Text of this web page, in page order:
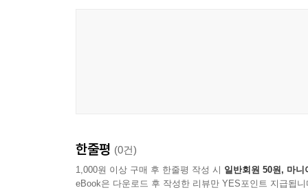
한줄평 (0건)
1,000원 이상 구매 후 한줄평 작성 시 일반회원 50원, 마니
eBook은 다운로드 후 작성한 리뷰만 YES포인트 지급됩니